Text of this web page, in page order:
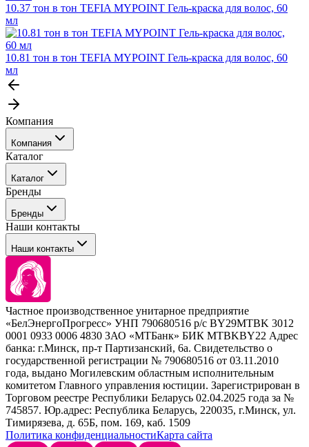
10.37 тон в тон TEFIA MYPOINT Гель-краска для волос, 60
мл
10.81 тон в тон TEFIA MYPOINT Гель-краска для волос, 60
мл
Компания
Компания
События
Покупателю
Каталог
Каталог
Профессиональные средства для окрашивания волос
Сервисные средства
Уход
Стайлинг
Брови и ресницы
Барберинг
Наборы
Расходные материалы
Бренды
Бренды
Tefia
Concept
Kezy
Barex
Sim Sensitive
Kebren
Selective Professional
White Line
Наши контакты
Наши контакты
+ 375 44 7233514
+ 375 29 1649505
info@krasabel.by
Офис: г. Минск, ул. Тимирязева 65Б, офис 1509
Склад: г. Минск, ул. Домбровская, 15
Частное производственное унитарное предприятие
«БелЭнергоПрогресс» УНП 790680516 р/с BY29MTBK 3012
0001 0933 0006 4830 ЗАО «МТБанк» БИК MTBKBY22 Адрес
банка: г.Минск, пр-т Партизанский, 6а. Свидетельство о
государственной регистрации № 790680516 от 03.11.2010
года, выдано Могилевским областным исполнительным
комитетом Главного управления юстиции. Зарегистрирован в
Торговом реестре Республики Беларусь 02.04.2025 года за №
745857. Юр.адрес: Республика Беларусь, 220035, г.Минск, ул.
Тимирязева, д. 65Б, пом. 169, каб. 1509
Политика конфиденциальностиКарта сайта